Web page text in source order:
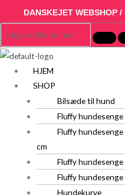
DANSKEJET WEBSHOP
HJEM
SHOP
Bilsæde til hund
Fluffy hundesenge
Fluffy
cm
Fluffy hundesenge
Fluffy hundesenge
Hundekurve